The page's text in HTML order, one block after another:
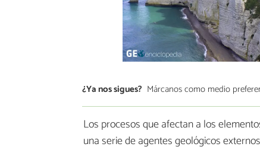
¿Ya nos sigues? Márcanos como medio
Los procesos que afectan a los
una serie de agentes geológicos